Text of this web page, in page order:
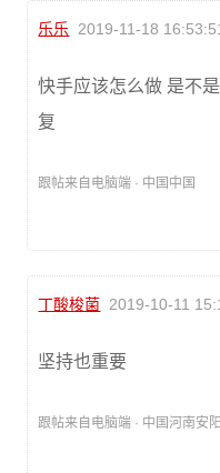
乐乐 2019-11-18
快手应该怎么做 是不
复
跟帖来自电脑端 · 中国中国
丁酸梭菌 2019-10-11
坚持也重要
跟帖来自电脑端 · 中国河南安阳